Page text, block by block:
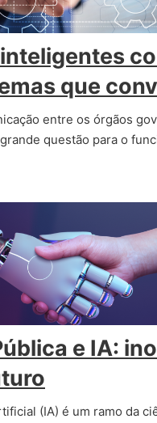
que
entre os órgãos
questão para o
e IA:
(IA) é um ramo da